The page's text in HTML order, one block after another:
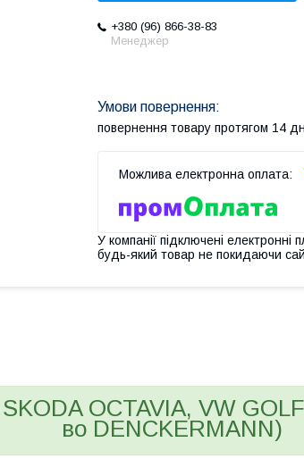
+380 (96) 866-38-83
Менеджер
повернення товару протягом 14
У компанії підключені
будь-який товар не покидаючи
SKODA OCTAVIA, VW
во DENCKERMANN)